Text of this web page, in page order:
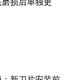
损后单独更